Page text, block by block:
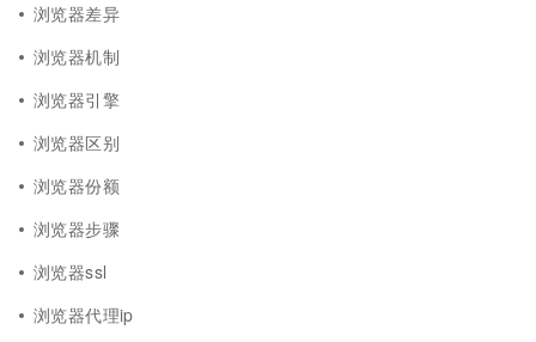
浏览器差异
浏览器机制
浏览器引擎
浏览器区别
浏览器份额
浏览器步骤
浏览器ssl
浏览器代理ip